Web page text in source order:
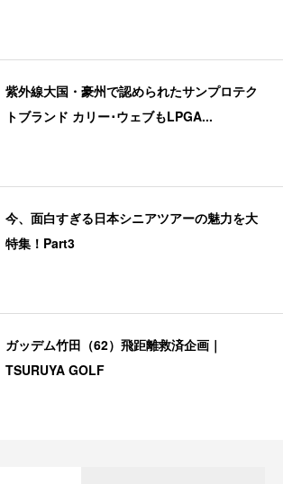
紫外線大国・豪州で認められたサンプロテク
トブランド カリー･ウェブもLPGA...
今、面白すぎる日本シニアツアーの魅力を大
特集！Part3
ガッデム竹田（62）飛距離救済企画｜
TSURUYA GOLF